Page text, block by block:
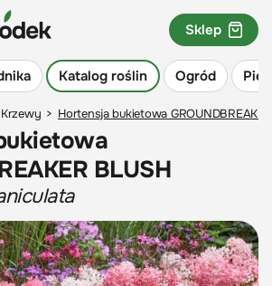
Katalog roślin Ogród
Sklep
Krzewy > Hortensja bukietowa
BLUSH